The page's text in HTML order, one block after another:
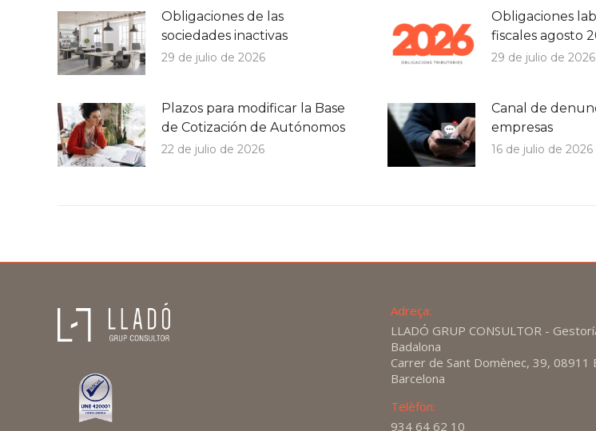
Obligaciones de las
sociedades inactivas
29 de julio de 2026
Obligaciones
fiscales agosto
29 de julio de 2026
Plazos para modificar la Base
de Cotización de Autónomos
22 de julio de 2026
Canal de
empresas
16 de julio de 2026
Adreça:
LLADÓ GRUP CONSULTOR -
Badalona
Carrer de Sant Domènec, 39, 08911
Barcelona
Telèfon:
934 64 62 10